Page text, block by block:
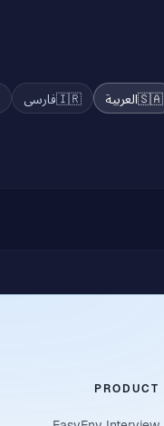
🇸🇦العربية 🇮🇷فارسی
PRODUCT